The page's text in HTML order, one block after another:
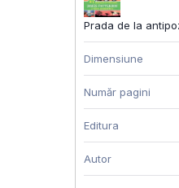
Prada de la
Dimensiune
Număr pagini
Editura
Autor